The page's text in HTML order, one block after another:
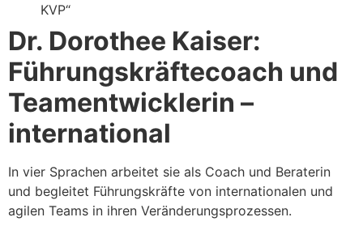
KVP“
Dr. Dorothee Kaiser:
Führungskräftecoach und
Teamentwicklerin –
international
In vier Sprachen arbeitet sie als Coach und Beraterin
und begleitet Führungskräfte von internationalen und
agilen Teams in ihren Veränderungsprozessen.